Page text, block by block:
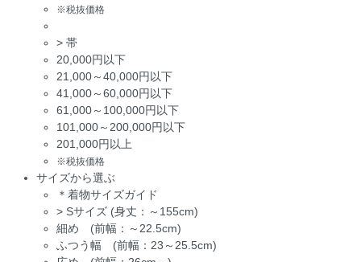
※税抜価格
> 帯
20,000円以下
21,000～40,000円以下
41,000～60,000円以下
61,000～100,000円以下
101,000～200,000円以下
201,000円以上
※税抜価格
サイズから選ぶ
＊着物サイズガイド
> Sサイズ (身丈：～155cm)
細め (前幅：～22.5cm)
ふつう幅 (前幅：23～25.5cm)